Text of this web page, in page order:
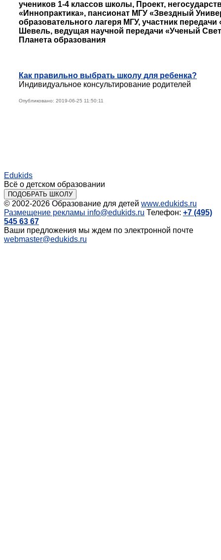
учеников 1-4 классов школы, Проект,
«Иннопрактика», пансионат МГУ «Звездный
образовательного лагеря МГУ, участник
Шевель, ведущая научной передачи «Ученый
Планета образования
Как правильно выбрать школу для ребенка?
Индивидуальное консультирование родителей
Опубликовано: 2019-06-25 11:50:11
Edukids
Всё о детском образовании
ПОДОБРАТЬ ШКОЛУ
© 2002-2026 Образование для детей www.edukids.ru
Размещение рекламы info@edukids.ru Телефон: +7 (495)
545 63 67
Ваши предложения мы ждем по электронной почте
webmaster@edukids.ru